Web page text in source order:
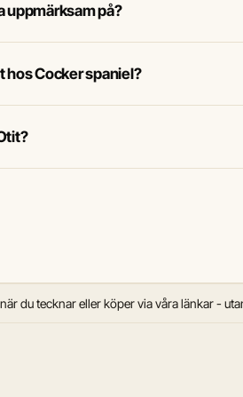
uppmärksam på?
hos Cocker spaniel?
du tecknar eller köper via våra länkar -